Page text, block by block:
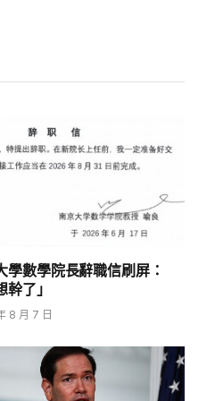
學數學院長辭職信刷屏：
幹了」
8 月 7 日